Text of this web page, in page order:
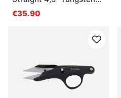
Carbide Red
€35.90